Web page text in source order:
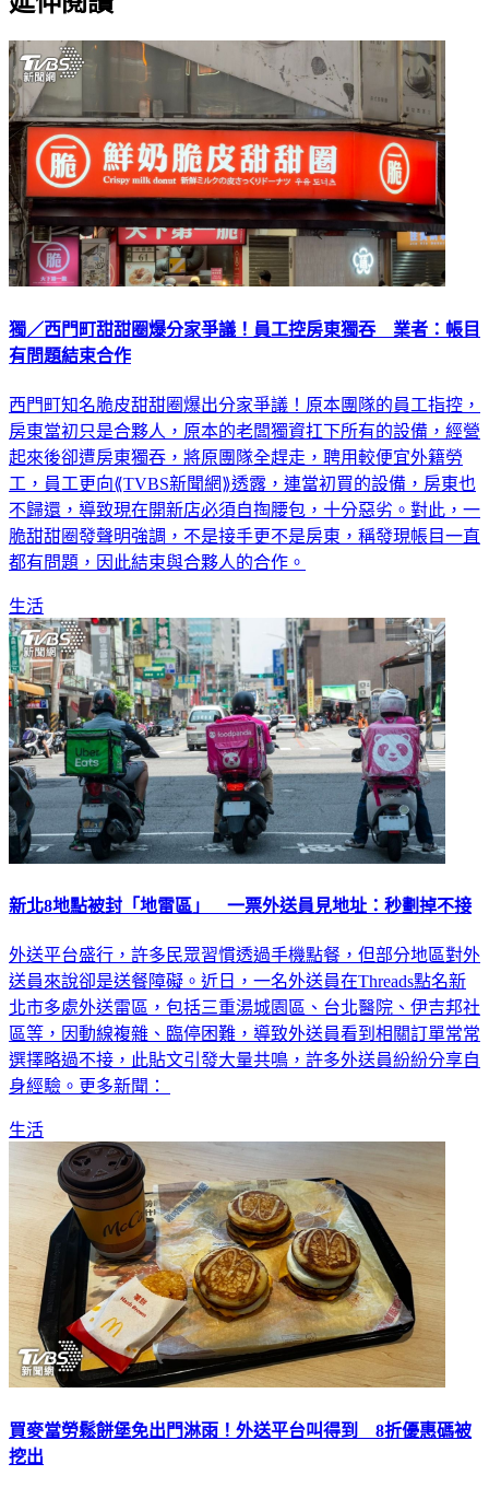
獨／西門町甜甜圈爆分家爭議！員工控房東獨吞 業者：帳目
有問題結束合作
西門町知名脆皮甜甜圈爆出分家爭議！原本團隊的員工指控，
房東當初只是合夥人，原本的老闆獨資扛下所有的設備，經營
起來後卻遭房東獨吞，將原團隊全趕走，聘用較便宜外籍勞
工，員工更向⟪TVBS新聞網⟫透露，連當初買的設備，房東也
不歸還，導致現在開新店必須自掏腰包，十分惡劣。對此，一
脆甜甜圈發聲明強調，不是接手更不是房東，稱發現帳目一直
都有問題，因此結束與合夥人的合作。
生活
新北8地點被封「地雷區」 一票外送員見地址：秒劃掉不接
外送平台盛行，許多民眾習慣透過手機點餐，但部分地區對外
送員來說卻是送餐障礙。近日，一名外送員在Threads點名新
北市多處外送雷區，包括三重湯城園區、台北醫院、伊吉邦社
區等，因動線複雜、臨停困難，導致外送員看到相關訂單常常
選擇略過不接，此貼文引發大量共鳴，許多外送員紛紛分享自
身經驗。更多新聞：
生活
買麥當勞鬆餅堡免出門淋雨！外送平台叫得到 8折優惠碼被
挖出